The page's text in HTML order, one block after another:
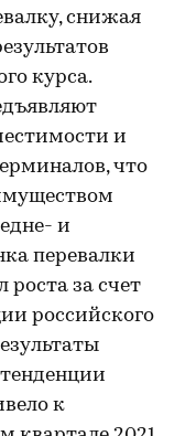
снижая
курса.
и
что
и
перевалки
роста за счет
российского
к